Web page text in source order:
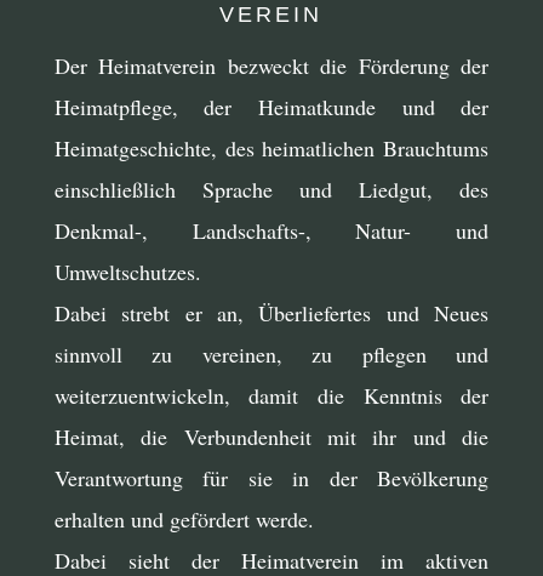
VEREIN
Der Heimatverein bezweckt die Förderung der
Heimatpflege, der Heimatkunde und der
Heimatgeschichte, des heimatlichen Brauchtums
einschließlich Sprache und Liedgut, des
Denkmal-, Landschafts-, Natur- und
Umweltschutzes.
Dabei strebt er an, Überliefertes und Neues
sinnvoll zu vereinen, zu pflegen und
weiterzuentwickeln, damit die Kenntnis der
Heimat, die Verbundenheit mit ihr und die
Verantwortung für sie in der Bevölkerung
erhalten und gefördert werde.
Dabei sieht der Heimatverein im aktiven